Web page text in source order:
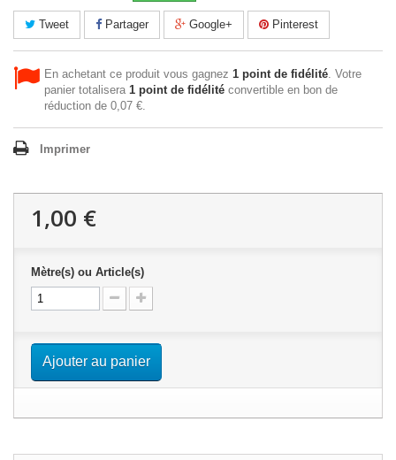
Tweet Partager Google+ Pinterest
En achetant ce produit vous gagnez 1 point de fidélité. Votre
panier totalisera 1 point de fidélité convertible en bon de
réduction de 0,07 €.
Imprimer
1,00 €
Mètre(s) ou Article(s)
Ajouter au panier